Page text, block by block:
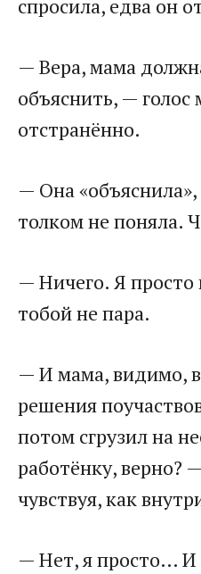
спросила, едва он
— Вера, мама
объяснить, — голос
отстранённо.
— Она
толком не поняла.
— Ничего. Я просто
тобой не пара.
— И мама, видимо,
решения
потом сгрузил на
работёнку, верно?
чувствуя, как
— Нет, я просто… И